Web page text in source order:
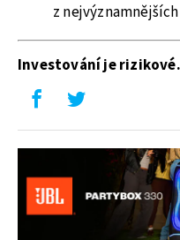
z
Investování je